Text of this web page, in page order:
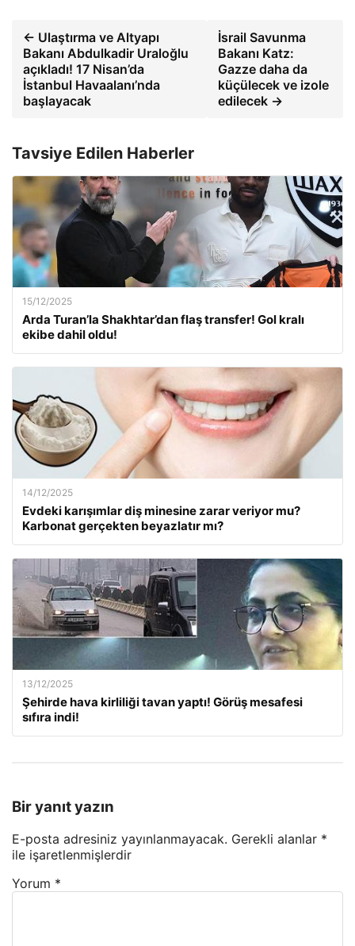
← Ulaştırma ve Altyapı
Bakanı Abdulkadir Uraloğlu
açıkladı! 17 Nisan’da
İstanbul Havaalanı’nda
başlayacak
İsrail Savunma
Bakanı Katz:
Gazze daha da
küçülecek ve izole
edilecek →
Tavsiye Edilen Haberler
15/12/2025
Arda Turan’la Shakhtar’dan flaş transfer! Gol kralı
ekibe dahil oldu!
14/12/2025
Evdeki karışımlar diş minesine zarar veriyor mu?
Karbonat gerçekten beyazlatır mı?
13/12/2025
Şehirde hava kirliliği tavan yaptı! Görüş mesafesi
sıfıra indi!
Bir yanıt yazın
E-posta adresiniz yayınlanmayacak. Gerekli alanlar *
ile işaretlenmişlerdir
Yorum *